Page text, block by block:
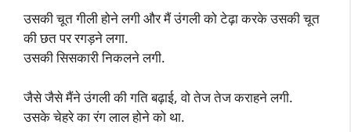
उसकी चूत गीली होने लगी और मैं उंगली को टेढ़ा करके उसकी चूत
की छत पर रगड़ने लगा.
उसकी सिसकारी निकलने लगी.
जैसे जैसे मैंने उंगली की गति बढ़ाई, वो तेज तेज कराहने लगी.
उसके चेहरे का रंग लाल होने को था.